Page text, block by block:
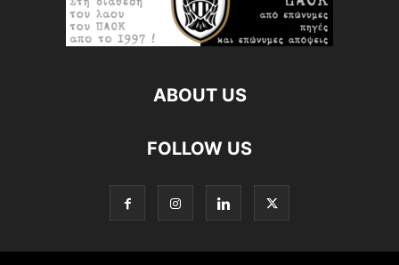
ABOUT US
FOLLOW US